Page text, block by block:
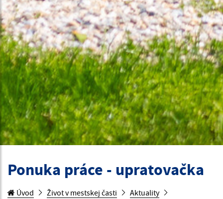
Ponuka práce - upratovačka
Úvod Život v mestskej časti
Aktuality